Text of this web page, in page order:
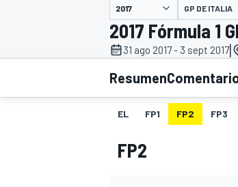
INDYCAR
GP DE ITALIA
2017 Fórmula 1
31 ago 2017 - 3 sept 2017|
Resumen
EL FP1 FP2 FP3
FP2